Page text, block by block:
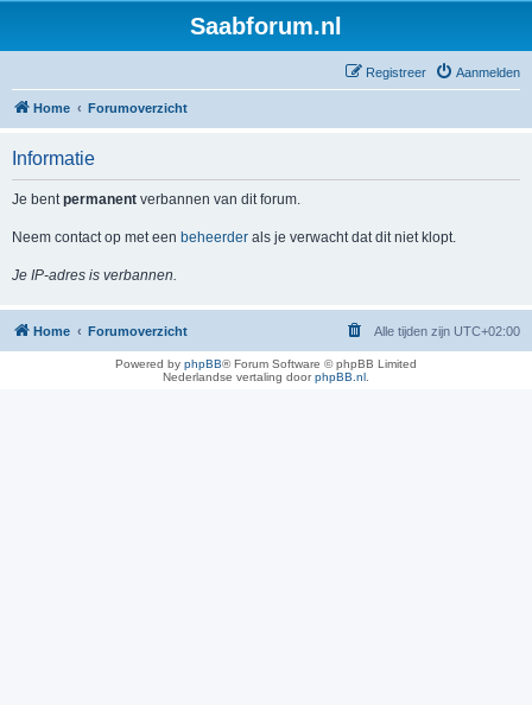
Saabforum.nl
Aanmelden
Registreer
Home Forumoverzicht
Informatie
Je bentpermanent verbannen van dit forum.
Neem contact op met een beheerder als je verwacht dat dit niet klopt.
Je IP-adres is verbannen.
Home Forumoverzicht Alle tijden zijn UTC+02:00
Powered by phpBB® Forum Software © phpBB Limited
Nederlandse vertaling doorphpBB.nl